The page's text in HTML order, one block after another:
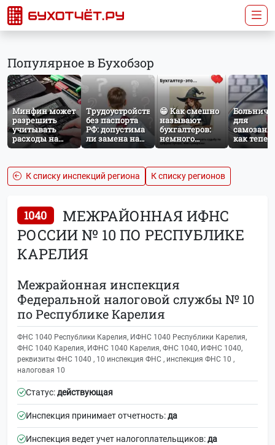
Популярное в Бухобзор
Минфин может
разрешить
учитывать
расходы на
защиту от
расчёте налога
на прибыль
Трудоустройство
без паспорта
РФ: допустима
ли замена на
загранпаспорт?
😁 Как смешно
называют
бухгалтеров:
немного
профессионального
для
как
работает
К списку инспекций региона К списку регионов
1040
МЕЖРАЙОННАЯ ИФНС
РОССИИ № 10 ПО РЕСПУБЛИКЕ
КАРЕЛИЯ
Межрайонная инспекция
Федеральной налоговой службы № 10
по Республике Карелия
ФНС 1040 Республики Карелия, ИФНС 1040 Республики Карелия,
ФНС 1040 Карелия, ИФНС 1040 Карелия, ФНС 1040, ИФНС 1040,
реквизиты ФНС 1040 , 10 инспекция ФНС , инспекция ФНС 10 ,
налоговая 10
Статус:действующая
Инспекция принимает отчетность:да
Инспекция ведет учет налогоплательщиков:да